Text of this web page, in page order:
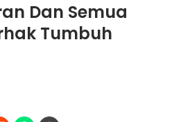
Dan Semua
Tumbuh